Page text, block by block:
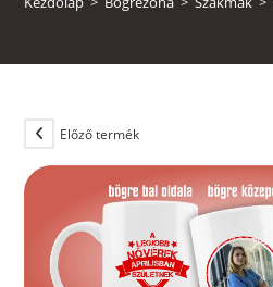
Előző termék